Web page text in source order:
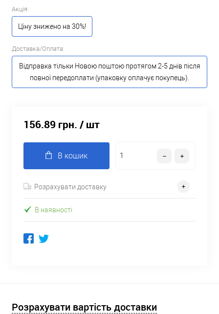
Акція:
Ціну знижено на 30%!
Доставка/Оплата:
Відправка тільки Новою поштою протягом 2-5 днів після
повної передоплати (упаковку оплачує покупець).
156.89 грн. / шт
В кошик
Розрахувати доставку
В наявності
Розрахувати вартість доставки